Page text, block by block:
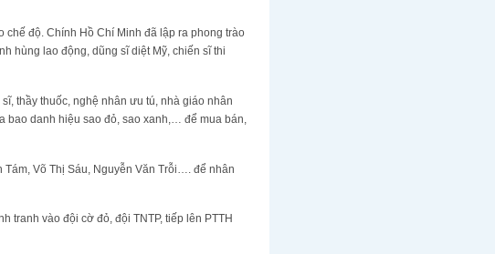
chế độ. Chính Hồ Chí Minh đã lập ra phong trào
hùng lao động, dũng sĩ diệt Mỹ, chiến sĩ thi
thầy thuốc, nghệ nhân ưu tú, nhà giáo nhân
danh hiệu sao đỏ, sao xanh,… để mua bán,
Võ Thị Sáu, Nguyễn Văn Trỗi…. để nhân
tranh vào đội cờ đỏ, đội TNTP, tiếp lên PTTH